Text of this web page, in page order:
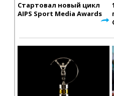
Стартовал новый цикл
AIPS Sport Media Awards